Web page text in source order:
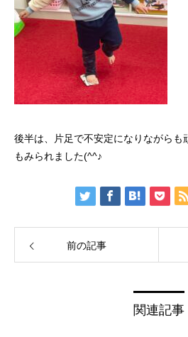
後半は、片足で不安定になりながらも
もみられました(^^♪
前の記事
関連記事